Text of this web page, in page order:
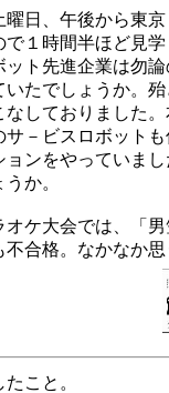
曜日、午後から東
で１時間半ほど見
ット先進企業は勿
いたでしょうか。
なしておりました
サ－ビスロボット
ョンをやっていま
か。
オケ大会では、「
不合格。なかなか
こと。